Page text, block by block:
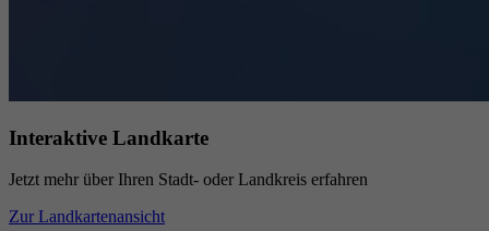
Interaktive Landkarte
Jetzt mehr über Ihren Stadt- oder Landkreis erfahren
Zur Landkartenansicht